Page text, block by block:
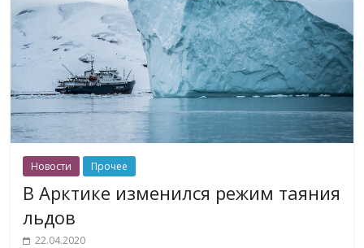
Новости Прочее
В Арктике изменился режим таяния
льдов
22.04.2020